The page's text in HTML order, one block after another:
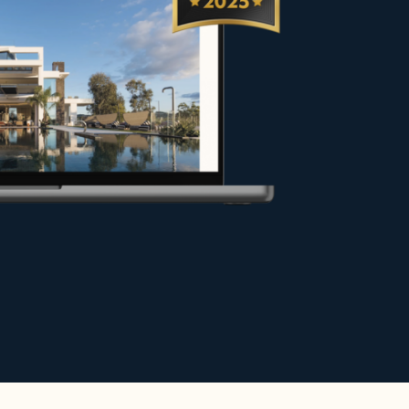
et propriétaires dans
les meilleures conditions ou
pour valoriser votre projet.